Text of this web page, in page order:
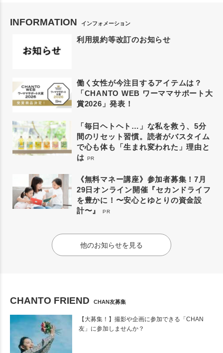
INFORMATION インフォメーション
利用規約等改訂のお知らせ
働く女性が今注目するアイテムは？
「CHANTO WEB ワーママサポート大
賞2026」発表！
「毎日ヘトヘト…」な私を救う、5分
間のリセット習慣。読者がバスタイム
で心も体も「生まれ変われた」理由と
は PR
《無料マネー講座》参加者募集！7月
29日オンライン開催『セカンドライフ
を豊かに！〜安心とゆとりの資金設
計〜』
PR
他のお知らせを見る
CHANTO FRIEND CHAN友募集
【大募集！】撮影や企画に参加できる「CHAN
友」に参加しませんか？